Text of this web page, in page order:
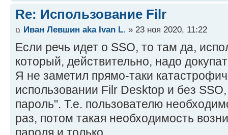
Re: Использование Filr
Иван Левшин aka Ivan L. » 23 ноя 2020, 11:22
Если речь идет о SSO, то там да,
который, действительно, надо
Я не заметил прямо-таки
использовании Filr Desktop и без
пароль". Т.е. пользователю
раз, потом такая необходимость